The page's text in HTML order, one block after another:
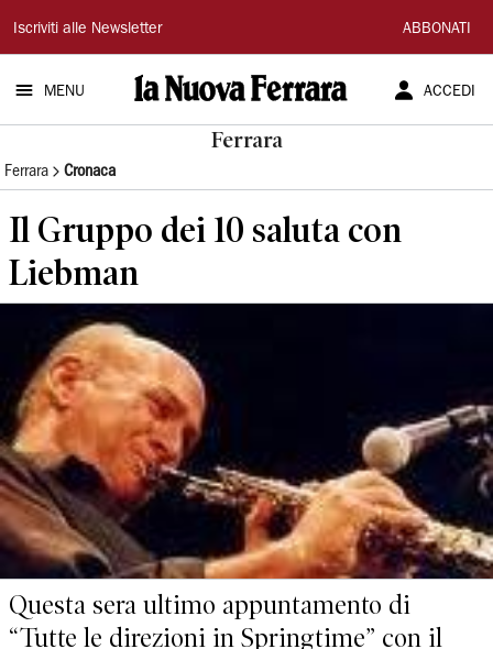
La
Nuova
Ferrara
Iscriviti alle Newsletter ABBONATI
MENU ACCEDI
Ferrara
Ferrara Cronaca
Il Gruppo dei 10 saluta con
Liebman
Questa sera ultimo appuntamento di
“Tutte le direzioni in Springtime” con il